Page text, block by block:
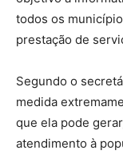
todos os
prestação de
Segundo o
medida
que ela pode
atendimento à